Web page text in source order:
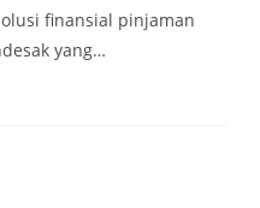
finansial pinjaman
yang…